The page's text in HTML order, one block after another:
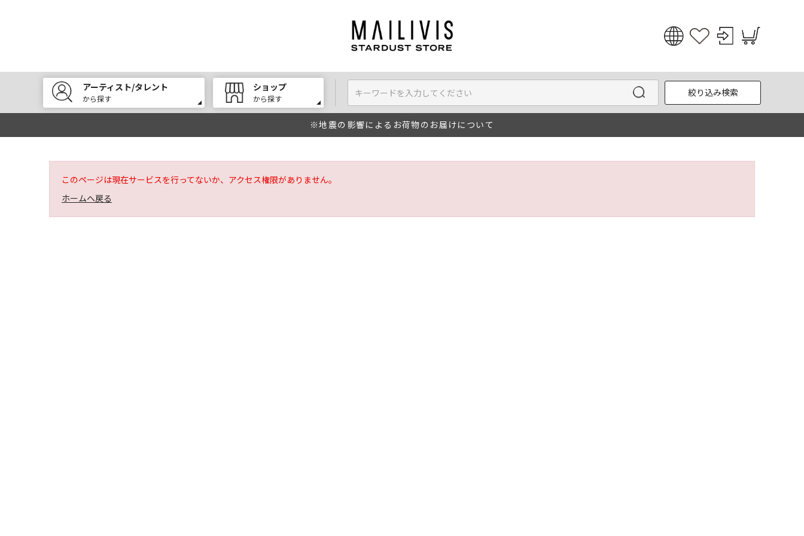
English
한국어
アーティスト/タレント
から探す
ショップ
から探す
絞り込み検索
※地震の影響によるお荷物のお届けについて
このページは現在サービスを行ってないか、アクセス権限がありません。
ホームへ戻る